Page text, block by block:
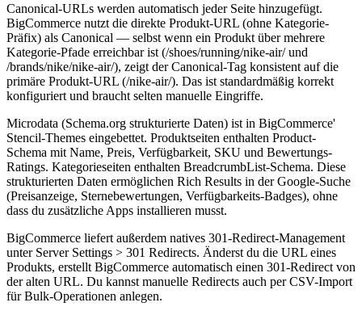
Canonical-URLs werden automatisch jeder Seite hinzugefügt.
BigCommerce nutzt die direkte Produkt-URL (ohne Kategorie-
Präfix) als Canonical — selbst wenn ein Produkt über mehrere
Kategorie-Pfade erreichbar ist (/shoes/running/nike-air/ und
/brands/nike/nike-air/), zeigt der Canonical-Tag konsistent auf die
primäre Produkt-URL (/nike-air/). Das ist standardmäßig korrekt
konfiguriert und braucht selten manuelle Eingriffe.
Microdata (Schema.org strukturierte Daten) ist in BigCommerce'
Stencil-Themes eingebettet. Produktseiten enthalten Product-
Schema mit Name, Preis, Verfügbarkeit, SKU und Bewertungs-
Ratings. Kategorieseiten enthalten BreadcrumbList-Schema. Diese
strukturierten Daten ermöglichen Rich Results in der Google-Suche
(Preisanzeige, Sternebewertungen, Verfügbarkeits-Badges), ohne
dass du zusätzliche Apps installieren musst.
BigCommerce liefert außerdem natives 301-Redirect-Management
unter Server Settings > 301 Redirects. Änderst du die URL eines
Produkts, erstellt BigCommerce automatisch einen 301-Redirect von
der alten URL. Du kannst manuelle Redirects auch per CSV-Import
für Bulk-Operationen anlegen.